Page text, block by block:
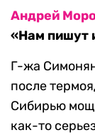
Андрей
«Нам пишут
Г-жа
после
Сибирью
как-то